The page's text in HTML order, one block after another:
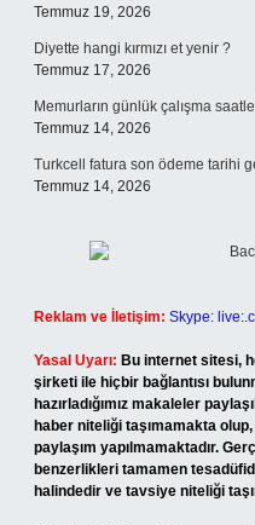
Temmuz 19, 2026
Diyette hangi kırmızı et yenir ?
Temmuz 17, 2026
Memurların günlük çalışma
Temmuz 14, 2026
Turkcell fatura son ödeme tarihi
Temmuz 14, 2026
Reklam ve İletişim: Skype:
Yasal Uyarı: Bu internet sitesi,
şirketi ile hiçbir bağlantısı
hazırladığımız makaleler
haber niteliği taşımamakta
paylaşım yapılmamaktadır.
benzerlikleri tamamen
halindedir ve tavsiye niteliği